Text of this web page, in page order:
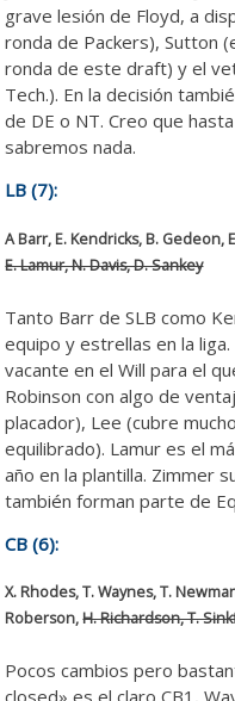
grave lesión de Floyd, a
ronda de Packers), Sutton
ronda de este draft) y el
Tech.). En la decisión
de DE o NT. Creo que
sabremos nada.
LB (7):
A Barr, E. Kendricks, B. Gedeon,
E. Lamur, N. Davis, D. Sankey
Tanto Barr de SLB como
equipo y estrellas en la
vacante en el Will para el
Robinson con algo de
placador), Lee (cubre
equilibrado). Lamur es el
año en la plantilla. Zimmer
también forman parte de
CB (6):
X. Rhodes, T. Waynes, T.
Roberson,H. Richardson, T.
Pocos cambios pero